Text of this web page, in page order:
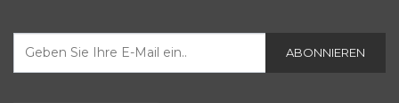
ABONNIEREN